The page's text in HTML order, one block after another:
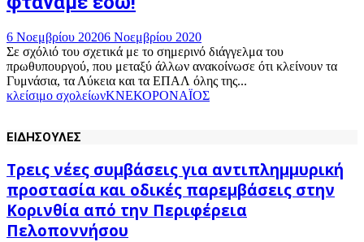
6 Νοεμβρίου 20206 Νοεμβρίου 2020
Σε σχόλιό του σχετικά με το σημερινό διάγγελμα του
πρωθυπουργού, που μεταξύ άλλων ανακοίνωσε ότι κλείνουν τα
Γυμνάσια, τα Λύκεια και τα ΕΠΑΛ όλης της...
κλείσιμο σχολείωνΚΝΕΚΟΡΟΝΑΪΟΣ
ΕΙΔΗΣΟΥΛΕΣ
Τρεις νέες συμβάσεις για αντιπλημμυρική
προστασία και οδικές παρεμβάσεις στην
Κορινθία από την Περιφέρεια
Πελοποννήσου